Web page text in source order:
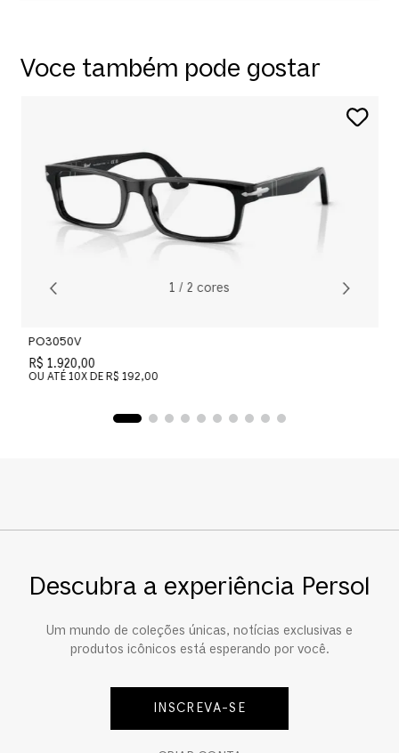
Voce também pode gostar
1 / 2 cores
PO3050V
R$ 1.920,00
OU ATÉ 10X DE R$ 192,00
Descubra a experiência Persol
Um mundo de coleções únicas, notícias exclusivas e
produtos icônicos está esperando por você.
INSCREVA-SE